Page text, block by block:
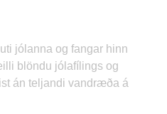
jólanna og fangar hinn
blöndu jólafílings og
án teljandi vandræða á